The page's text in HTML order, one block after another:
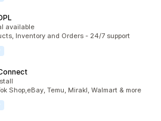
available
Inventory and Orders - 24/7 support
Shop,eBay, Temu, Mirakl, Walmart & more